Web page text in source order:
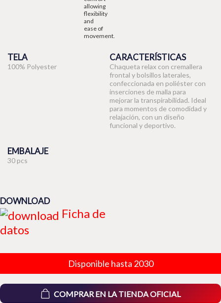
TELA
100% Polyester
CARACTERÍSTICAS
Chaqueta relax con cremallera
frontal y bolsillos laterales,
confeccionada en poliéster con
inserciones de malla para
mejorar la transpirabilidad. Ideal
para momentos de comodidad y
relajación, con un diseño
funcional y deportivo.
EMBALAJE
30 pcs
DOWNLOAD
Ficha de
datos
Disponible hasta 2030
COMPRAR EN LA TIENDA OFICIAL